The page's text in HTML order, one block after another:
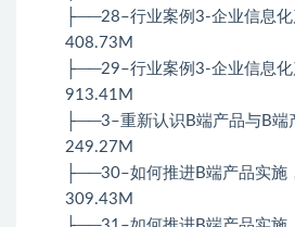
├──28–行业案例3-企业信息化
408.73M
├──29–行业案例3-企业信息化
913.41M
├──3–重新认识B端产品与B端
249.27M
├──30–如何推进B端产品实施
309.43M